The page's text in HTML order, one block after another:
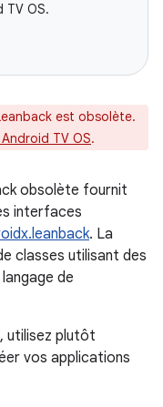
TV OS.
est obsolète.
TV OS.
obsolète fournit
interfaces
. La
classes utilisant des
de
utilisez plutôt
vos applications